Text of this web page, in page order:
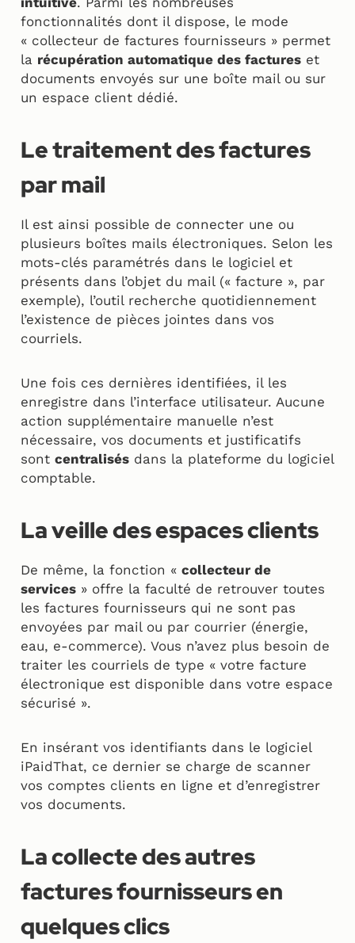
fonctionnalités dont il dispose, le mode
« collecteur de factures fournisseurs » permet
la récupération automatique des factures et
documents envoyés sur une boîte mail ou sur
un espace client dédié.
Le traitement des factures
par mail
Il est ainsi possible de connecter une ou
plusieurs boîtes mails électroniques. Selon les
mots-clés paramétrés dans le logiciel et
présents dans l’objet du mail (« facture », par
exemple), l’outil recherche quotidiennement
l’existence de pièces jointes dans vos
courriels.
Une fois ces dernières identifiées, il les
enregistre dans l’interface utilisateur. Aucune
action supplémentaire manuelle n’est
nécessaire, vos documents et justificatifs
sont centralisés dans la plateforme du logiciel
comptable.
La veille des espaces clients
De même, la fonction « collecteur de
services » offre la faculté de retrouver toutes
les factures fournisseurs qui ne sont pas
envoyées par mail ou par courrier (énergie,
eau, e-commerce). Vous n’avez plus besoin de
traiter les courriels de type « votre facture
électronique est disponible dans votre espace
sécurisé ».
En insérant vos identifiants dans le logiciel
iPaidThat, ce dernier se charge de scanner
vos comptes clients en ligne et d’enregistrer
vos documents.
La collecte des autres
factures fournisseurs en
quelques clics